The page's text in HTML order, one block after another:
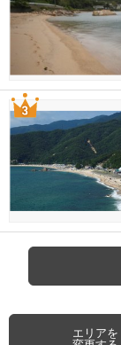
エリアを